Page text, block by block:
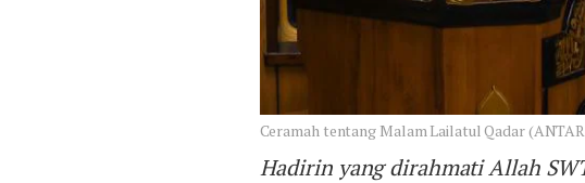
Ceramah tentang Malam Lailatul Qadar
Hadirin yang dirahmati Allah